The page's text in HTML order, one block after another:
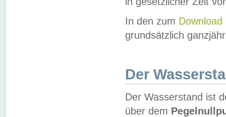
In den zum Download
grundsätzlich
Der
Der Wasserstand ist
über dem